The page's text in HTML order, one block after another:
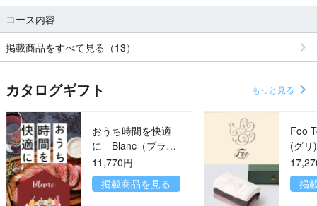
コース内容
掲載商品をすべて見る（13）
カタログギフト もっと見る
おうち時間を快適
に Blanc（ブラ
ン）コース
11,770円
掲載商品を見る
Foo
(グリ
掲